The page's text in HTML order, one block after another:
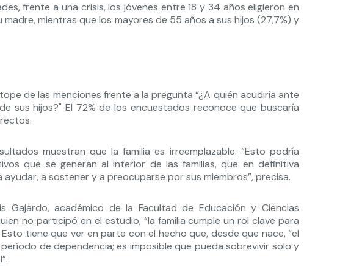
frente a una crisis, los jóvenes entre 18 y 34 años eligieron en
madre, mientras que los mayores de 55 años a sus hijos (27,7%) y
de las menciones frente a la pregunta “¿A quién acudiría ante
sus hijos?" El 72% de los encuestados reconoce que buscaría
muestran que la familia es irreemplazable. “Esto podría
que se generan al interior de las familias, que en definitiva
a sostener y a preocuparse por sus miembros”, precisa.
Gajardo, académico de la Facultad de Educación y Ciencias
no participó en el estudio, “la familia cumple un rol clave para
tiene que ver en parte con el hecho que, desde que nace, “el
de dependencia; es imposible que pueda sobrevivir solo y